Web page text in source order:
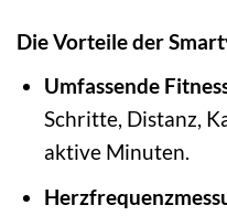
Die Vorteile der
Umfassende
Schritte, Distanz,
aktive Minuten.